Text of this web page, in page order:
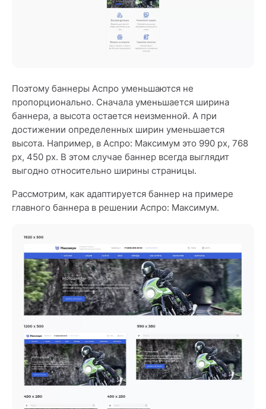
Поэтому баннеры Аспро уменьшаются не
пропорционально. Сначала уменьшается ширина
баннера, а высота остается неизменной. А при
достижении определенных ширин уменьшается
высота. Например, в Аспро: Максимум это 990 px, 768
px, 450 px. В этом случае баннер всегда выглядит
выгодно относительно ширины страницы.
Рассмотрим, как адаптируется баннер на примере
главного баннера в решении Аспро: Максимум.